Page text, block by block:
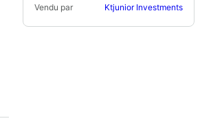
Vendu par
Ktjunior Investments